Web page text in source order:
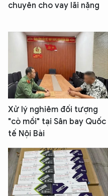
chuyên cho vay lãi nặng
Xử lý nghiêm đối tượng
"cò mồi" tại Sân bay Quốc
tế Nội Bài